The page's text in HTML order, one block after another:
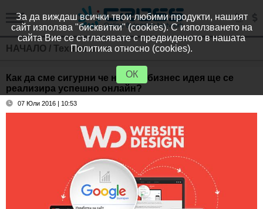
НАЧАЛО / Технологии
Как да сме сигурни че нашата бизнес идея ще се
реализира успешно онлайн?
07 Юли 2016 | 10:53
За да виждаш всички твои любими продукти, нашият
сайт използва "бисквитки" (cookies). С използването на
сайта Вие се съгласявате с предвиденото в нашата
Политика относно (cookies).
ОК